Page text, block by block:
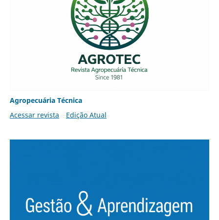
Agropecuária Técnica
Acessar revista
Edição Atual